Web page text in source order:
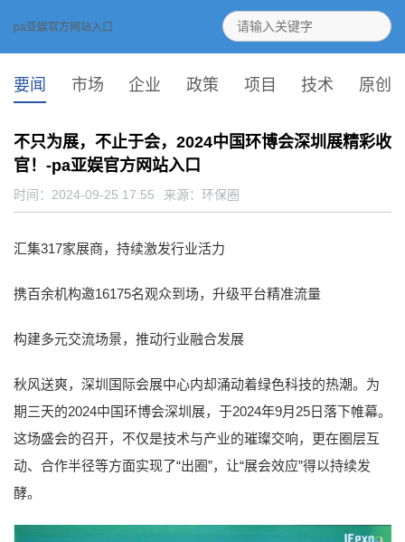
pa亚娱官方网站入口
要闻 市场 企业 政策 项目 技术 原创
不只为展，不止于会，2024中国环博会深圳展精彩收
官！-pa亚娱官方网站入口
时间：2024-09-25 17:55 来源： 环保圈
汇集317家展商，持续激发行业活力
携百余机构邀16175名观众到场，升级平台精准流量
构建多元交流场景，推动行业融合发展
秋风送爽，深圳国际会展中心内却涌动着绿色科技的热潮。为
期三天的2024中国环博会深圳展，于2024年9月25日落下帷幕。
这场盛会的召开，不仅是技术与产业的璀璨交响，更在圈层互
动、合作半径等方面实现了“出圈”，让“展会效应”得以持续发
酵。